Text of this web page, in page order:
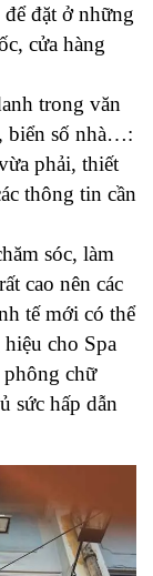
đặt ở những
cửa hàng
trong văn
biển số nhà…:
phải, thiết
thông tin cần
sóc, làm
cao nên các
tế mới có thể
cho Spa
chữ
sức hấp dẫn